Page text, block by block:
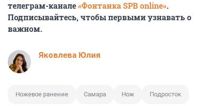
телеграм-канале«Фонтанка SPB online».
Подписывайтесь, чтобы первыми узнавать о
важном.
Яковлева Юлия
Ножевое ранение Самара Нож Подросток